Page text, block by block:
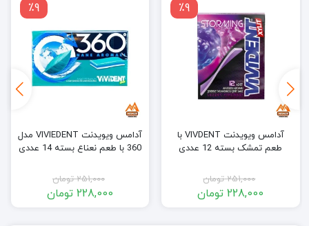
٪9
آدامس ویویدنت VIVDENT با
طعم تمشک بسته 12 عددی
251,000 تومان
228,000 تومان
٪9
آدامس ویویدنت VIVIEDENT مدل
360 با طعم نعناع بسته 14 عددی
251,000 تومان
228,000 تومان